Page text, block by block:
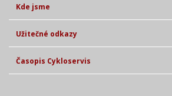
Kde jsme
Užitečné odkazy
Časopis Cykloservis